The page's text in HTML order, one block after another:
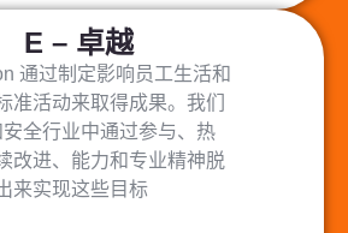
E – 卓越
通过制定影响员工生活和
准活动来取得成果。我们
全行业中通过参与、热
改进、能力和专业精神脱
来实现这些目标